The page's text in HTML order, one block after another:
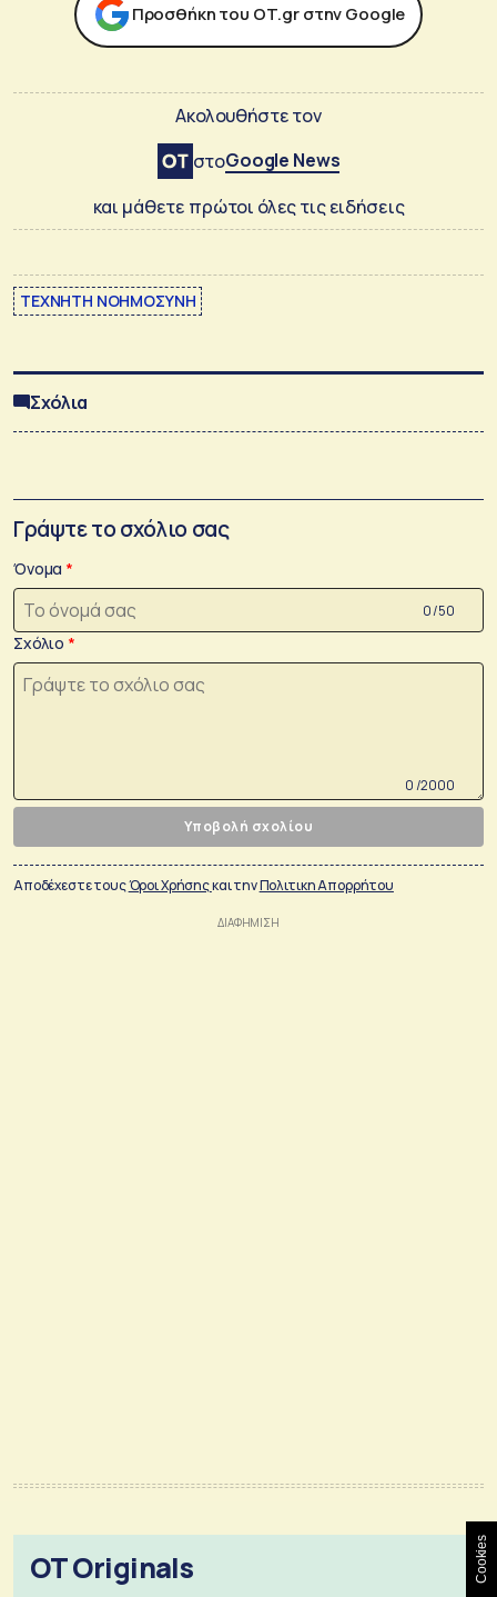
Προσθήκη του ΟΤ.gr στην Google
Ακολουθήστε τον
στοGoogle News
και μάθετε πρώτοι όλες τις ειδήσεις
ΤΕΧΝΗΤΗ ΝΟΗΜΟΣΥΝΗ
Σχόλια
Γράψτε το σχόλιο σας
Όνομα
0 /50
Σχόλιο
0 /2000
Υποβολή σχολίου
Αποδέχεστε τουςΌροι Χρήσηςκαι τηνΠολιτικη Απορρήτου
OT Originals Cookies